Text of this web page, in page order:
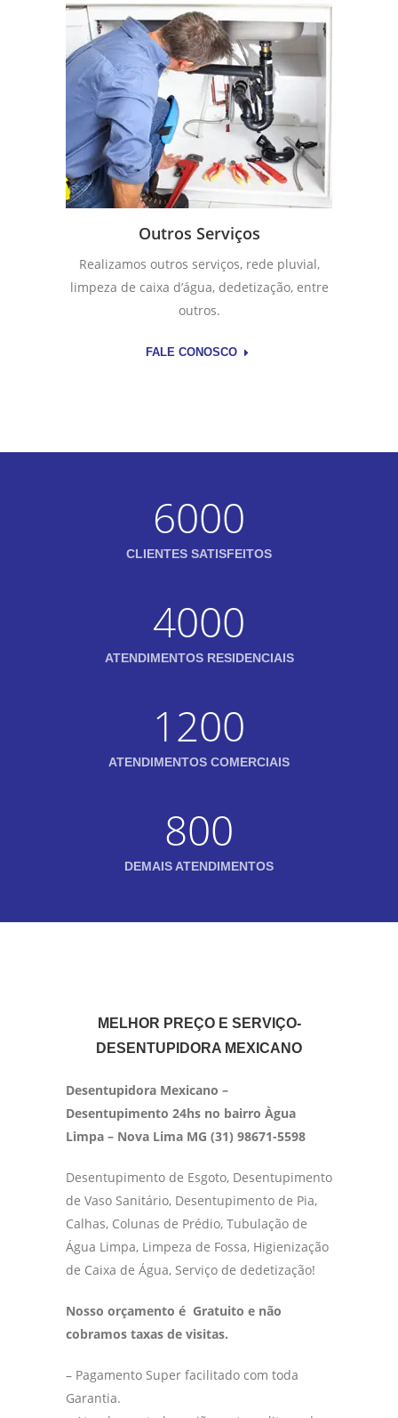
Outros Serviços
Realizamos outros serviços, rede pluvial,
limpeza de caixa d’água, dedetização, entre
outros.
FALE CONOSCO
6000
CLIENTES SATISFEITOS
4000
ATENDIMENTOS RESIDENCIAIS
1200
ATENDIMENTOS COMERCIAIS
800
DEMAIS ATENDIMENTOS
MELHOR PREÇO E SERVIÇO-
DESENTUPIDORA MEXICANO
Desentupidora Mexicano –
Desentupimento 24hs no bairro Àgua
Limpa – Nova Lima MG (31) 98671-5598
Desentupimento de Esgoto, Desentupimento
de Vaso Sanitário, Desentupimento de Pia,
Calhas, Colunas de Prédio, Tubulação de
Água Limpa, Limpeza de Fossa, Higienização
de Caixa de Água, Serviço de dedetização!
Nosso orçamento é Gratuito e não
cobramos taxas de visitas.
– Pagamento Super facilitado com toda
Garantia.